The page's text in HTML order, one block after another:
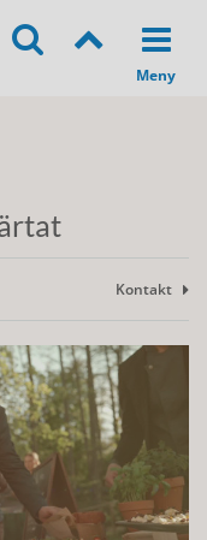
Kontakt